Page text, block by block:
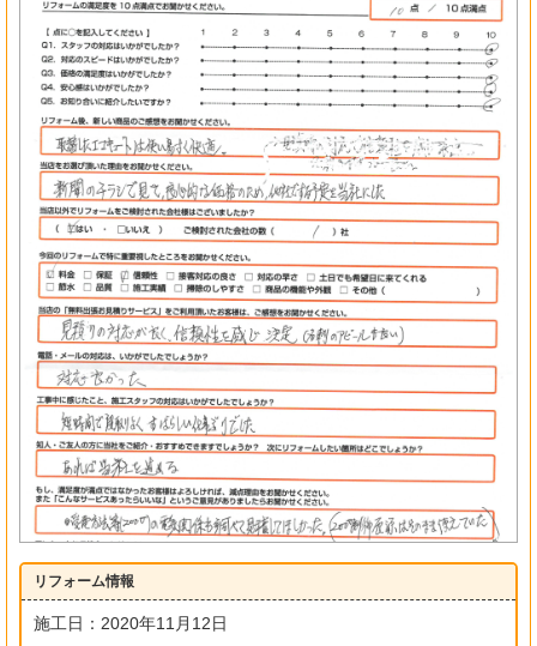
リフォーム情報
施工日：2020年11月12日